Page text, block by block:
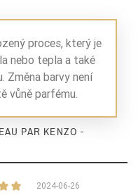
piżmo
damskie
proces, který je
nebo tepla a také
Změna barvy není
vůně parfému.
PAR KENZO -
2024-06-26